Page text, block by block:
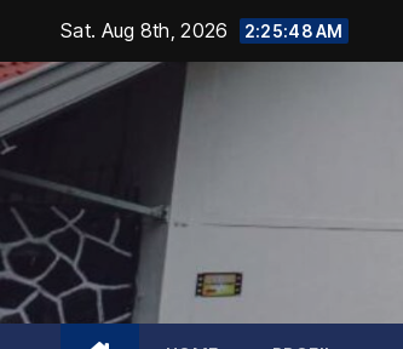
content
Sat. Aug 8th, 2026 2:25:49 AM